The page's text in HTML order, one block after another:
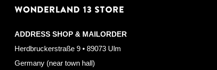
WONDERLAND 13 STORE
ADDRESS SHOP & MAILORDER
Herdbruckerstraße 9 • 89073 Ulm
Germany (near town hall)